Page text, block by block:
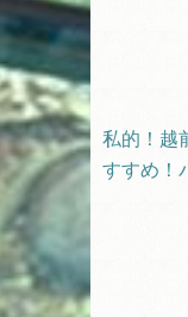
私的！越
すすめ！